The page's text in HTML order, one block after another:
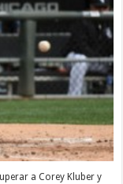
a Corey Kluber y